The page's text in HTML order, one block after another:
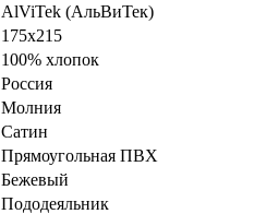
AlViTek (АльВиТек)
175х215
100% хлопок
Россия
Молния
Сатин
Прямоугольная ПВХ
Бежевый
Пододеяльник